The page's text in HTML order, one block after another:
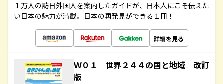
１万人の訪日外国人を案内したガイドが、日本人にこそ伝えた
い日本の魅力が満載。日本の再発見ができる１冊！
詳細を見る
Ｗ０１ 世界２４４の国と地域 改訂
版